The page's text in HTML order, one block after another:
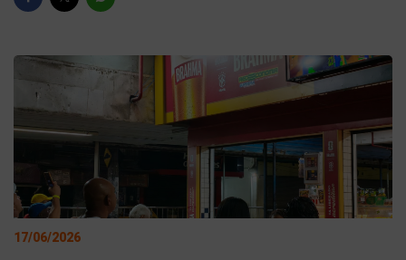
17/06/2026